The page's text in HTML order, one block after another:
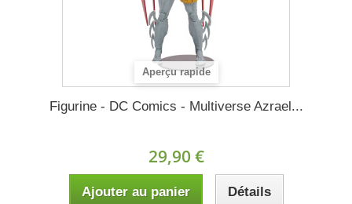
Aperçu rapide
Figurine - DC Comics - Multiverse Azrael...
29,90 €
Ajouter au panier Détails